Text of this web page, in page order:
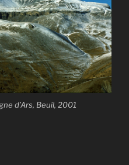
d’Ars, Beuil, 2001